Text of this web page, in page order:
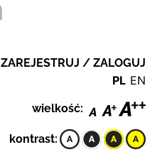
ZAREJESTRUJ / ZALOGUJ
PL EN
wielkość:
kontrast: